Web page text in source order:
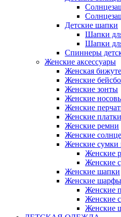
Детские шапки
Шапки
Шапки
Спиннеры
Женские аксессуары
Женская
Женские
Женские зонты
Женские
Женские
Женские платки
Женские ремни
Женские
Женские сумки
Женские
Женские
Женские шапки
Женские
Женские
Женские
Женские